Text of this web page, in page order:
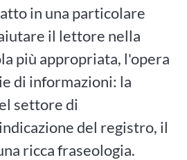
in una particolare
il lettore nella
più appropriata, l'opera
di informazioni: la
settore di
del registro, il
ricca fraseologia.